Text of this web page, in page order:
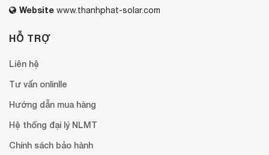
Website www.thanhphat-solar.com
HỖ TRỢ
Liên hệ
Tư vấn onlinlle
Hướng dẫn mua hàng
Hệ thống đại lý NLMT
Chính sách bảo hành